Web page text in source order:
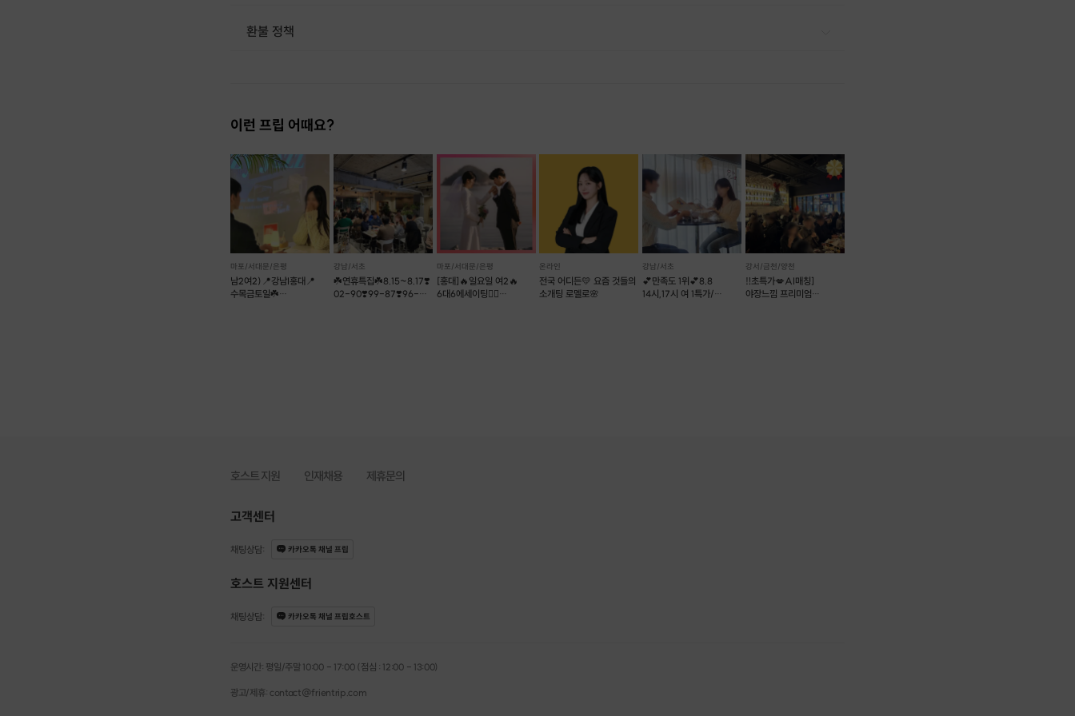
환불 정책
이런 프립 어때요?
마포/서대문/은평
남2여2)📍강남I홍대📍
수목금토일☘️
강남/서초
☘️연휴특집☘️8.15~8.17❣️
02-90❣️99-87❣️96-
마포/서대문/은평
[홍대]🔥일요일 여2🔥
6대6에세이팅👩‍❤️
온라인
전국 어디든💛 요즘 것들의
소개팅 로멜로🌸
강남/서초
💕만족도 1위💕8.8
14시,17시 여 1특가/
강서/금천/양천
‼️초특가💋AI매칭]
야장느낌 프리미엄
호스트 지원 인재채용 제휴문의
고객센터
채팅상담: 카카오톡 채널 프립
호스트 지원센터
채팅상담: 카카오톡 채널 프립호스트
운영시간: 평일/주말 10:00 - 17:00 (점심 : 12:00 - 13:00)
광고/제휴: contact@frientrip.com